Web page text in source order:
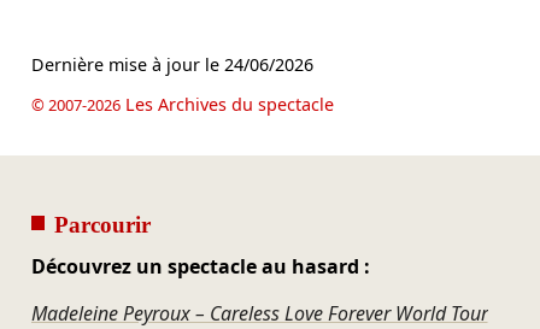
Dernière mise à jour le 24/06/2026
© 2007-2026Les Archives du spectacle
Parcourir
Découvrez un spectacle au hasard :
Madeleine Peyroux – Careless Love Forever World Tour